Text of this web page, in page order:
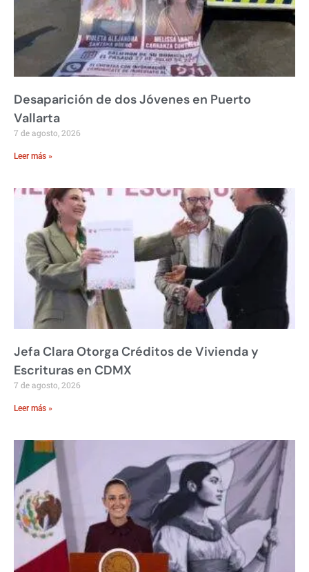
Desaparición de dos Jóvenes en Puerto
Vallarta
7 de agosto, 2026
Leer más »
Jefa Clara Otorga Créditos de Vivienda y
Escrituras en CDMX
7 de agosto, 2026
Leer más »